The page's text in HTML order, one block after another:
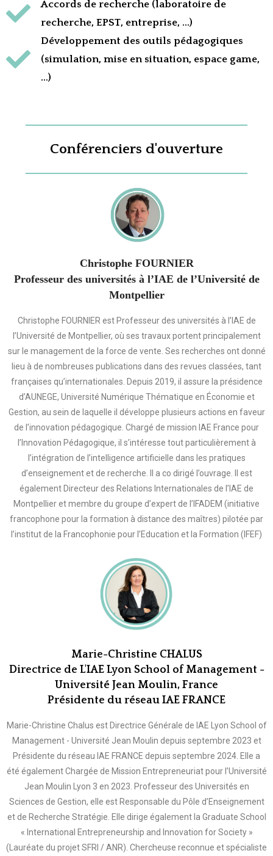
Accords de recherche (laboratoire de
recherche, EPST, entreprise, …)
Développement des outils pédagogiques
(simulation, mise en situation, espace game,
…)
Conférenciers d'ouverture
Christophe FOURNIER
Professeur des universités à l’IAE de l’Université de
Montpellier
Christophe FOURNIER est Professeur des universités à l’IAE de
l’Université de Montpellier, où ses travaux portent principalement
sur le management de la force de vente. Ses recherches ont donné
lieu à de nombreuses publications dans des revues classées, tant
françaises qu’internationales. Depuis 2019, il assure la présidence
d’AUNEGE, Université Numérique Thématique en Économie et
Gestion, au sein de laquelle il développe plusieurs actions en faveur
de l’innovation pédagogique. Chargé de mission IAE France pour
l’Innovation Pédagogique, il s’intéresse tout particulièrement à
l’intégration de l’intelligence artificielle dans les pratiques
d’enseignement et de recherche. Il a co dirigé l’ouvrage. Il est
également Directeur des Relations Internationales de l’IAE de
Montpellier et membre du groupe d’expert de l’IFADEM (initiative
francophone pour la formation à distance des maîtres) pilotée par
l’institut de la Francophonie pour l’Education et la Formation (IFEF)
Marie-Christine CHALUS
Directrice de L'IAE Lyon School of Management -
Université Jean Moulin, France
Présidente du réseau IAE FRANCE
Marie-Christine Chalus est Directrice Générale de IAE Lyon School of
Management - Université Jean Moulin depuis septembre 2023 et
Présidente du réseau IAE FRANCE depuis septembre 2024. Elle a
été également Chargée de Mission Entrepreneuriat pour l’Université
Jean Moulin Lyon 3 en 2023. Professeur des Universités en
Sciences de Gestion, elle est Responsable du Pôle d’Enseignement
et de Recherche Stratégie. Elle dirige également la Graduate School
« International Entrepreneurship and Innovation for Society »
(Lauréate du projet SFRI / ANR). Chercheuse reconnue et spécialiste